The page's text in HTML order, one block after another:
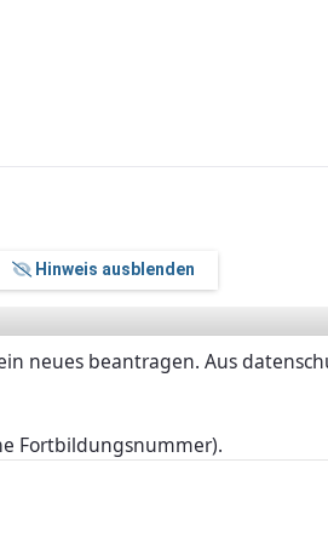
Hinweis ausblenden
neues beantragen. Aus
Fortbildungsnummer).